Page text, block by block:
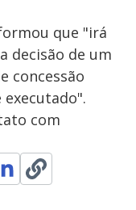
que "irá
decisão de um
concessão
com